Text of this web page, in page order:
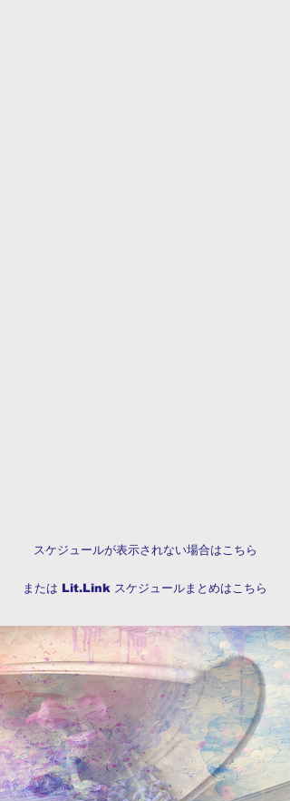
スケジュールが表示されない場合はこちら
または Lit.Link スケジュールまとめはこちら